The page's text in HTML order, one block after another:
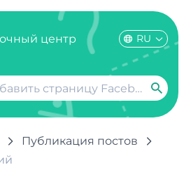
центр RU
Публикация постов